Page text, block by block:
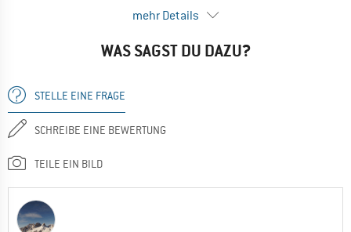
Freizeit
mehr Details
WAS SAGST DU DAZU?
STELLE EINE FRAGE
SCHREIBE EINE BEWERTUNG
TEILE EIN BILD